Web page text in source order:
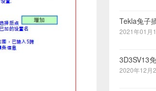
Tekla兔子
2021年01月
3D3SV13
2020年12月